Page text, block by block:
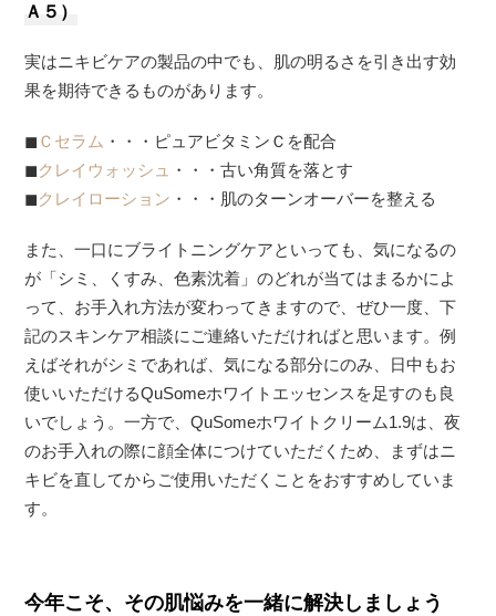
Ａ５）
実はニキビケアの製品の中でも、肌の明るさを引き出す効
果を期待できるものがあります。
◼︎ Ｃセラム ・・・ピュアビタミンＣを配合
◼︎クレイウォッシュ ・・・古い角質を落とす
◼︎クレイローション ・・・肌のターンオーバーを整える
また、一口にブライトニングケアといっても、気になるの
が「シミ、くすみ、色素沈着」のどれが当てはまるかによ
って、お手入れ方法が変わってきますので、ぜひ一度、下
記のスキンケア相談にご連絡いただければと思います。例
えばそれがシミであれば、気になる部分にのみ、日中もお
使いいただけるQuSomeホワイトエッセンスを足すのも良
いでしょう。一方で、QuSomeホワイトクリーム1.9は、夜
のお手入れの際に顔全体につけていただくため、まずはニ
キビを直してからご使用いただくことをおすすめしていま
す。
今年こそ、その肌悩みを一緒に解決しましょう